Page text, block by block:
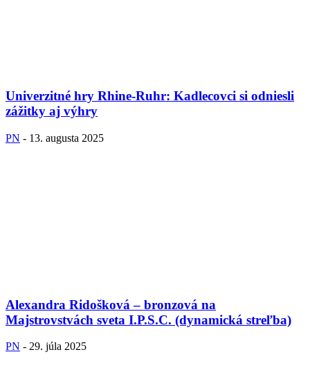
Univerzitné hry Rhine-Ruhr: Kadlecovci si odniesli
zážitky aj výhry
PN - 13. augusta 2025
Alexandra Ridošková – bronzová na
Majstrovstvách sveta I.P.S.C. (dynamická streľba)
PN - 29. júla 2025